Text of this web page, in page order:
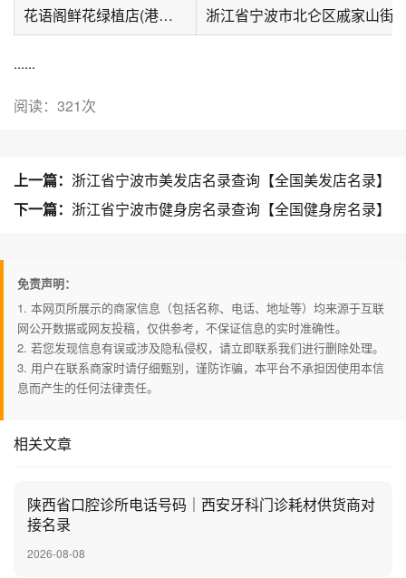
花语阁鲜花绿植店(港城嘉苑店)
......
阅读：321次
上一篇： 浙江省宁波市美发店名录查询【全国美发店名录】
下一篇： 浙江省宁波市健身房名录查询【全国健身房名录】
免责声明：
1. 本网页所展示的商家信息（包括名称、电话、地址等）均来源于互联
网公开数据或网友投稿，仅供参考，不保证信息的实时准确性。
2. 若您发现信息有误或涉及隐私侵权，请立即联系我们进行删除处理。
3. 用户在联系商家时请仔细甄别，谨防诈骗，本平台不承担因使用本信
息而产生的任何法律责任。
相关文章
陕西省口腔诊所电话号码｜西安牙科门诊耗材供货商对
接名录
2026-08-08